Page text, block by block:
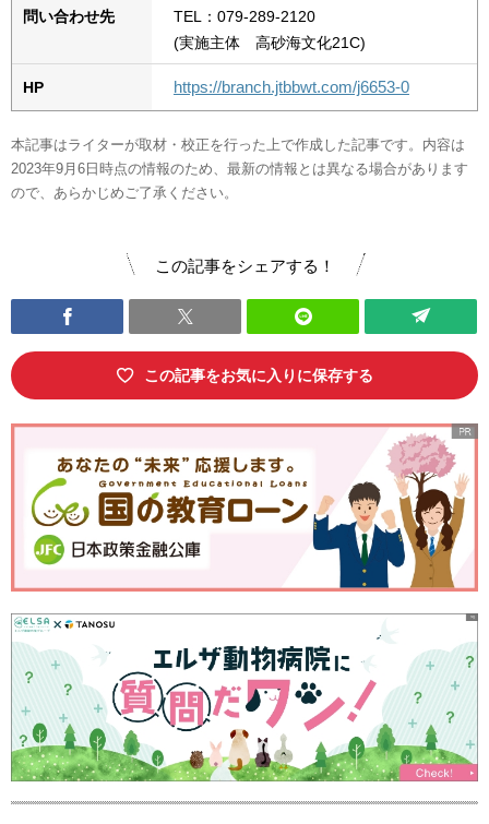
問い合わせ先
TEL：079-289-2120
(実施主体 高砂海文化21C)
HP https://branch.jtbbwt.com/j6653-0
本記事はライターが取材・校正を行った上で作成した記事です。内容は
2023年9月6日時点の情報のため、最新の情報とは異なる場合があります
ので、あらかじめご了承ください。
この記事をシェアする！
この記事をお気に入りに保存する